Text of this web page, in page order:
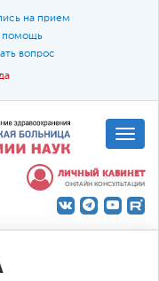
на прием
помощь
вопрос
A A
ЛИЧНЫЙ КАБИНЕТ
ОНЛАЙН КОНСУЛЬТАЦИИ